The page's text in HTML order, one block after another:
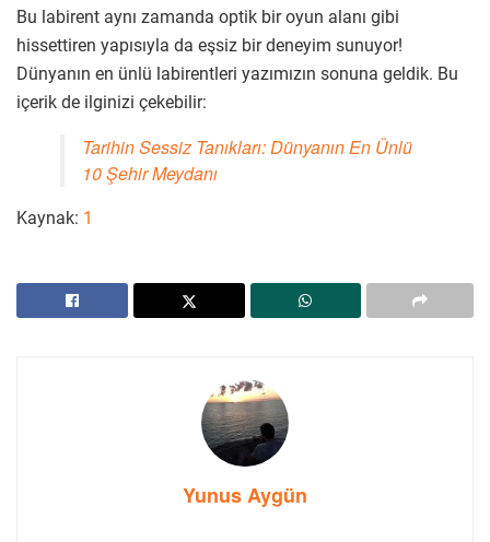
Bu labirent aynı zamanda optik bir oyun alanı gibi
hissettiren yapısıyla da eşsiz bir deneyim sunuyor!
Dünyanın en ünlü labirentleri yazımızın sonuna geldik. Bu
içerik de ilginizi çekebilir:
Tarihin Sessiz Tanıkları: Dünyanın En Ünlü
10 Şehir Meydanı
Kaynak: 1
Yunus Aygün